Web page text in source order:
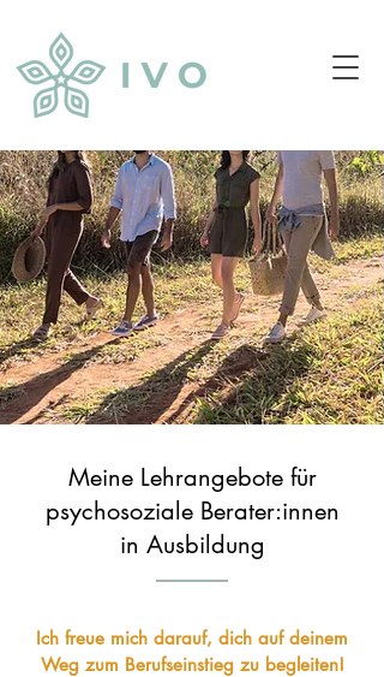
Meine Lehrangebote für
psychosoziale Berater:innen
in Ausbildung
Ich freue mich darauf, dich auf deinem
Weg zum Berufseinstieg zu begleiten!